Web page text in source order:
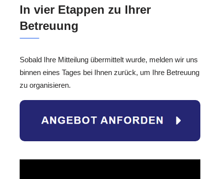
In vier Etappen zu Ihrer
Betreuung
Sobald Ihre Mitteilung übermittelt wurde, melden wir uns
binnen eines Tages bei Ihnen zurück, um Ihre Betreuung
zu organisieren.